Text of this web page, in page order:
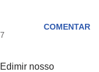
COMENTAR
nosso